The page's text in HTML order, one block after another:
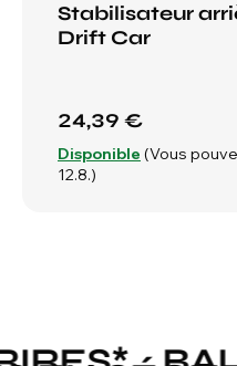
Stabilisateur
Drift Car
24,39 €
Disponible (Vous
12.8.)